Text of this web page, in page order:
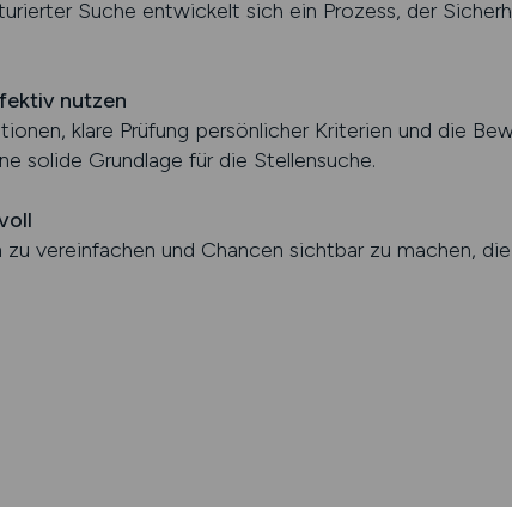
Suche entwickelt sich ein Prozess, der
nutzen
klare Prüfung persönlicher Kriterien und die
solide Grundlage für die Stellensuche.
vereinfachen und Chancen sichtbar zu machen,